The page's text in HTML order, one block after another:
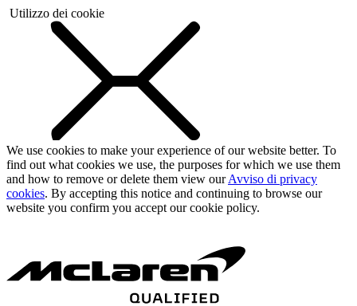
Utilizzo dei cookie
We use cookies to make your experience of our website better. To
find out what cookies we use, the purposes for which we use them
and how to remove or delete them view ourAvviso di privacy
cookies. By accepting this notice and continuing to browse our
website you confirm you accept our cookie policy.